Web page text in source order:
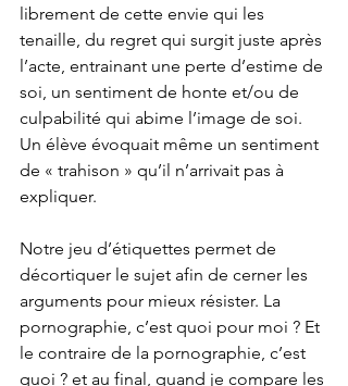
librement de cette envie qui les
tenaille, du regret qui surgit juste après
l’acte, entrainant une perte d’estime de
soi, un sentiment de honte et/ou de
culpabilité qui abime l’image de soi.
Un élève évoquait même un sentiment
de « trahison » qu’il n’arrivait pas à
expliquer.
Notre jeu d’étiquettes permet de
décortiquer le sujet afin de cerner les
arguments pour mieux résister. La
pornographie, c’est quoi pour moi ? Et
le contraire de la pornographie, c’est
quoi ? et au final, quand je compare les